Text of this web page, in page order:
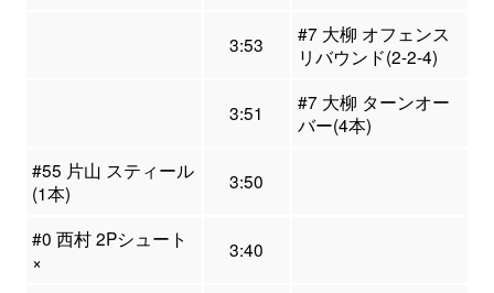
3:53
#7 大柳 オフェンス
リバウンド(2-2-4)
3:51
#7 大柳 ターンオー
バー(4本)
#55 片山 スティール
(1本)
3:50
#0 西村 2Pシュート
×
3:40